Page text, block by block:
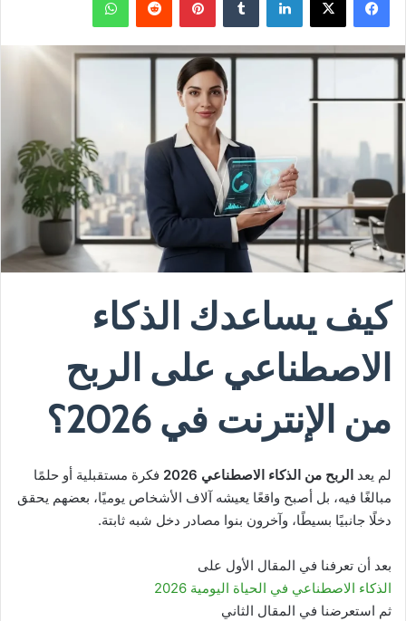
كيف يساعدك الذكاء
الاصطناعي على الربح
من الإنترنت في 2026؟
لم يعد الربح من الذكاء الاصطناعي 2026
فكرة مستقبلية أو حلمًا
مبالغًا فيه، بل أصبح واقعًا يعيشه آلاف الأشخاص يوميًا، بعضهم يحقق
دخلًا جانبيًا بسيطًا، وآخرون بنوا مصادر دخل شبه ثابتة.
بعد أن تعرفنا في المقال الأول على
الذكاء الاصطناعي في الحياة اليومية 2026
ثم استعرضنا في المقال الثاني